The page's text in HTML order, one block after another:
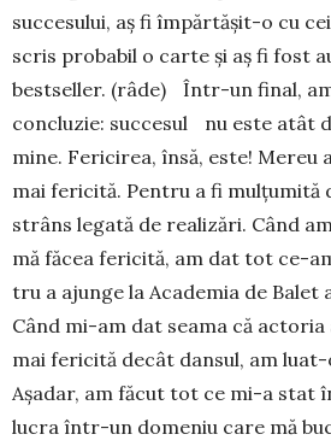
succe­su­lui, aș fi împăr­tă­șit-o cu
scris pro­ba­bil o carte și aș fi fost
bestseller. (râ­de) Într-un final,
concluzie: suc­ce­sul nu este atât
mine. Ferici­rea, însă, este!
mai feri­ci­tă. Pentru a fi mul­țumită
strâns legată de rea­lizări. Când
mă făcea fe­ricită, am dat tot ce-
tru a ajunge la Academia de Balet
Când mi-am dat seama că actoria
mai fericită decât dansul, am
Așadar, am făcut tot ce mi-a stat
lucra într-un domeniu care mă